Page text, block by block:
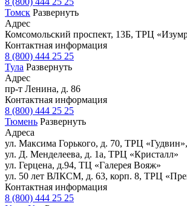
Томск Развернуть
Адрес
Комсомольский проспект, 13Б, ТРЦ
Контактная информация
8 (800) 444 25 25
Тула Развернуть
Адрес
пр-т Ленина, д. 86
Контактная информация
8 (800) 444 25 25
Тюмень Развернуть
Адреса
ул. Максима Горького, д. 70, ТРЦ
ул. Д. Менделеева, д. 1а, ТРЦ «Кристалл»
ул. Герцена, д.94, ТЦ «Галерея Вояж»
ул. 50 лет ВЛКСМ, д. 63, корп. 8, ТРЦ
Контактная информация
8 (800) 444 25 25